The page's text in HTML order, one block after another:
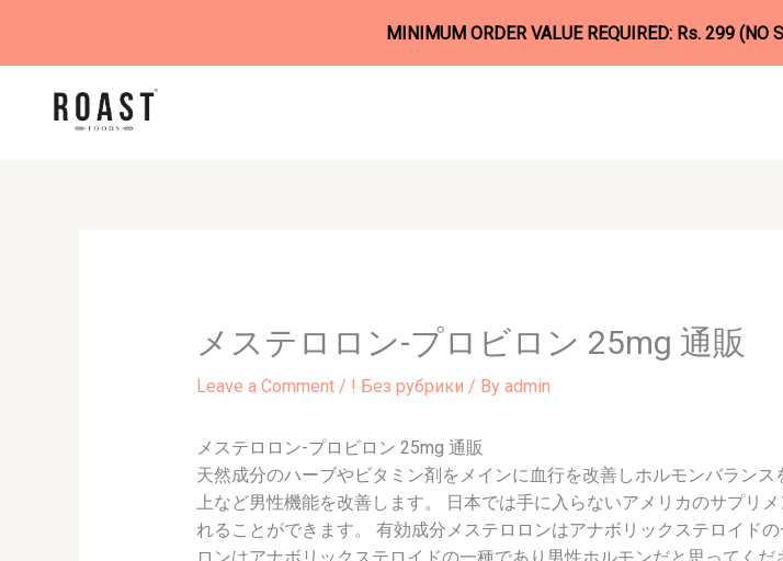
メステロロン-プロビロン 25mg 通販
Leave a Comment / ! Без рубрики / By admin
メステロロン-プロビロン 25mg 通販
天然成分のハーブやビタミン剤をメインに血行を改善しホルモンバラン
上など男性機能を改善します。 日本では手に入らないアメリカのサプリ
れることができます。 有効成分メステロロンはアナボリックステロイド
MINIMUM ORDER VALUE REQUIRED: Rs. 299